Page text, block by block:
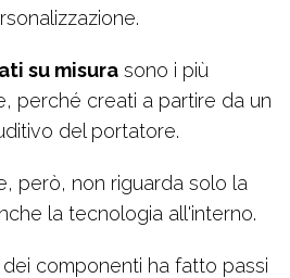
su misura sono i più
perché creati a partire da un
del portatore.
però, non riguarda solo la
la tecnologia all'interno.
dei componenti ha fatto passi